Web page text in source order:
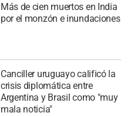
Más de cien muertos en India
por el monzón e inundaciones
Canciller uruguayo calificó la
crisis diplomática entre
Argentina y Brasil como "muy
mala noticia"